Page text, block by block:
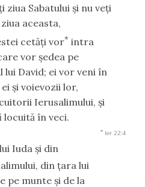
ziua Sabatului şi nu veţi
aceasta,
cetăţi vor* intra
vor şedea pe
lui David; ei vor veni în
şi voievozii lor,
Ierusalimului, şi
locuită în veci.
* Ier 22:4
Iuda şi din
din ţara lui
pe munte şi de la